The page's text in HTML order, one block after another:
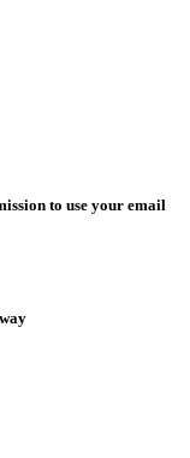
to use your email